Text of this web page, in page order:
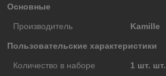
Основные
Производитель Kamille
Пользовательские характеристики
Количество в наборе
1 шт. шт.